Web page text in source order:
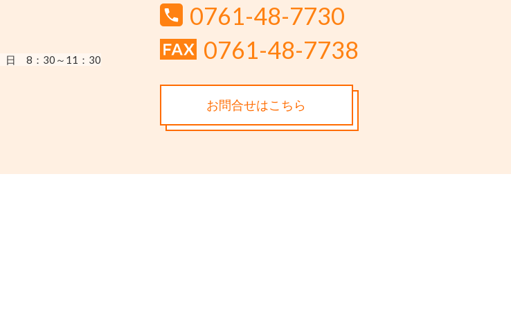
日 8：30～11：30
0761-48-7730
0761-48-7738
お問合せはこちら